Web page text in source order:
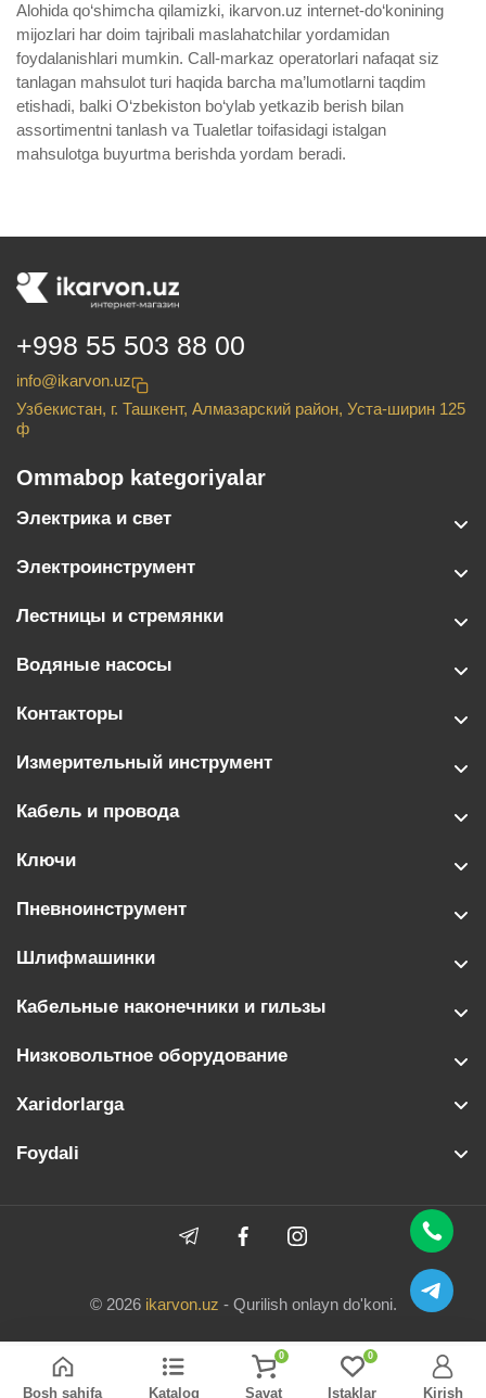
Alohida qo‘shimcha qilamizki, ikarvon.uz internet-do‘konining
mijozlari har doim tajribali maslahatchilar yordamidan
foydalanishlari mumkin. Call-markaz operatorlari nafaqat siz
tanlagan mahsulot turi haqida barcha ma’lumotlarni taqdim
etishadi, balki O‘zbekiston bo‘ylab yetkazib berish bilan
assortimentni tanlash va Tualetlar toifasidagi istalgan
mahsulotga buyurtma berishda yordam beradi.
+998 55 503 88 00
info@ikarvon.uz
Узбекистан, г. Ташкент, Алмазарский район, Уста-ширин 125
ф
Ommabop kategoriyalar
Электрика и свет
Электроинструмент
Лестницы и стремянки
Водяные насосы
Контакторы
Измерительный инструмент
Кабель и провода
Ключи
Пневноинструмент
Шлифмашинки
Кабельные наконечники и гильзы
Низковольтное оборудование
Xaridorlarga
Foydali
© 2026 ikarvon.uz - Qurilish onlayn do'koni.
Bosh sahifa Katalog
0
Savat
0
Istaklar Kirish